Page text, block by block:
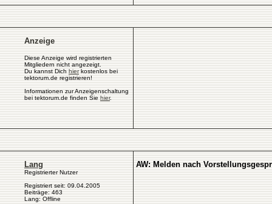
Anzeige
Diese Anzeige wird registrierten
Mitgliedern nicht angezeigt.
Du kannst Dich hierkostenlos bei
tektorum.de registrieren!
Informationen zur Anzeigenschaltung
bei tektorum.de finden Sie hier.
Lang
Registrierter Nutzer
Registriert seit: 09.04.2005
Beiträge: 463
Lang: Offline
AW: Melden nach